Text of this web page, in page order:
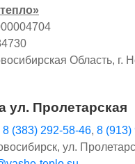
Область, г.
ул. Пролетарская
8 (383) 292-58-46, 8 (913)
ул.